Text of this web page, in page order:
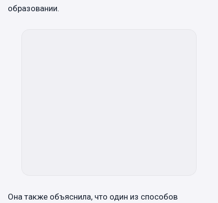
образовании.
Она также объяснила, что один из способов